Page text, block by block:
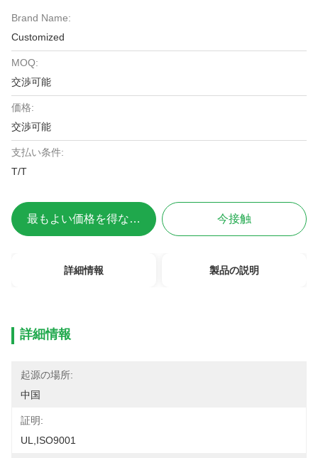
Brand Name:
Customized
MOQ:
交渉可能
価格:
交渉可能
支払い条件:
T/T
最もよい価格を得なさい 今接触
詳細情報 製品の説明
詳細情報
起源の場所:
中国
証明:
UL,ISO9001